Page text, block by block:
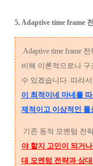
5. Adaptive time frame
Adaptive time frame
비해 이론적으로나
수 있겠습니다. 따라서,
이 최적이네 마네를
제적이고 이상적인 툴
기존 동적 모멘텀 전
야 할지 고민이 되거
대 모멘텀 전략과 상